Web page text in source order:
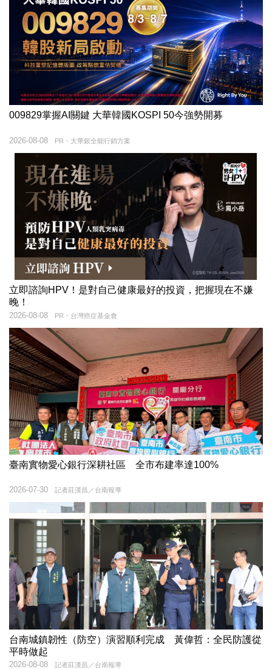
009829掌握AI關鍵 大華韓國KOSPI 50今強勢開募
PR・大華銀全能行銷方案
2026-08-08
立即諮詢HPV！是對自己健康最好的投資，把握現在不嫌
晚！
PR・台灣癌症基金會
2026-08-08
臺南實物愛心銀行深耕社區 全市布建率達100%
記者莊漢昌／台南報導
2026-07-30
台南城鎮韌性（防空）演習順利完成 黃偉哲：全民防護從
平時做起
記者莊漢昌／台南報導
2026-08-08